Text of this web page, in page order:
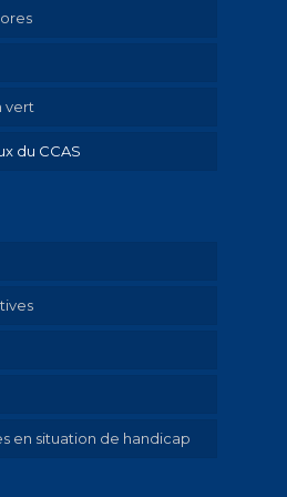
vert
du CCAS
CCAS?
avec enfant mineur
et aide au
à domicile
en situation de handicap